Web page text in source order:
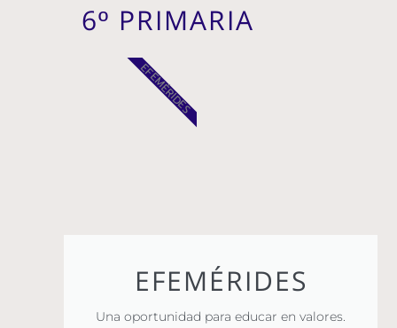
6º PRIMARIA
EFEMÉRIDES
Una oportunidad para educar en valores.
EFEMÉRIDES